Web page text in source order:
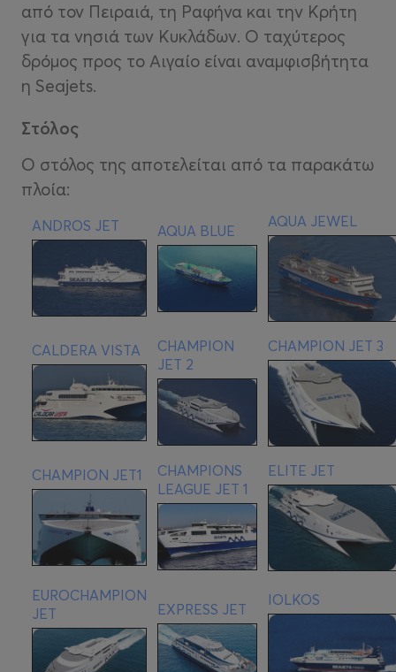
από τον Πειραιά, τη Ραφήνα και την Κρήτη
για τα νησιά των Κυκλάδων. O ταχύτερος
δρόμος προς το Αιγαίο είναι αναμφισβήτητα
η Seajets.
Στόλος
Ο στόλος της αποτελείται από τα παρακάτω
πλοία:
ANDROS JET AQUA BLUE
AQUA JEWEL
CALDERA VISTA
CHAMPION
JET 2
CHAMPION JET 3
CHAMPION JET1
CHAMPIONS
LEAGUE JET 1
ELITE JET
EUROCHAMPION
JET
EXPRESS JET
IOLKOS